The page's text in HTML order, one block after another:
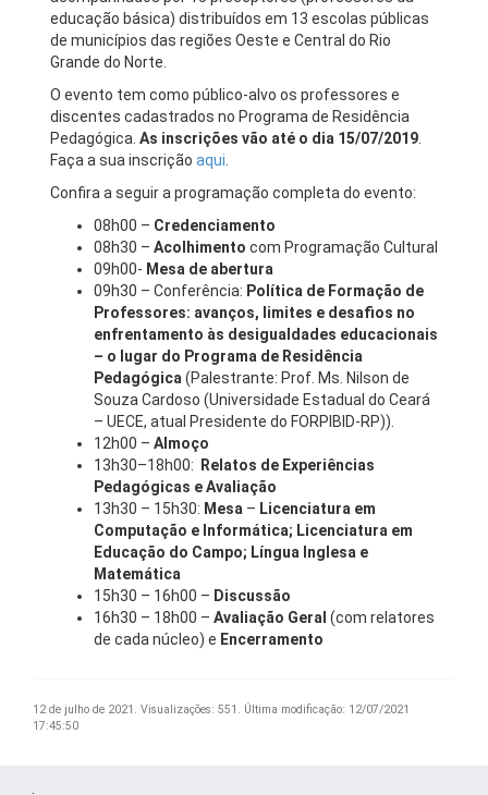
educação básica) distribuídos em 13 escolas públicas
de municípios das regiões Oeste e Central do Rio
Grande do Norte.
O evento tem como público-alvo os professores e
discentes cadastrados no Programa de Residência
Pedagógica. As inscrições vão até o dia 15/07/2019
Faça a sua inscrição aqui
Confira a seguir a programação completa do evento:
08h00 – Credenciamento
08h30 – Acolhimento com Programação Cultural
09h00- Mesa de abertura
09h30 – Conferência: Política de Formação de
Professores: avanços, limites e desafios no
enfrentamento às desigualdades educacionais
– o lugar do Programa de Residência
Pedagógica (Palestrante: Prof. Ms. Nilson de
Souza Cardoso (Universidade Estadual do Ceará
– UECE, atual Presidente do FORPIBID-RP)).
12h00 – Almoço
13h30–18h00:
Relatos de Experiências
Pedagógicas e Avaliação
13h30 – 15h30: Mesa – Licenciatura em
Computação e Informática; Licenciatura em
Educação do Campo; Língua Inglesa e
Matemática
15h30 – 16h00 – Discussão
16h30 – 18h00 – Avaliação Geral (com relatores
de cada núcleo) e Encerramento
12 de julho de 2021. Visualizações: 551. Última modificação: 12/07/2021
17:45:50